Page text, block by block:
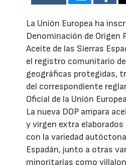
La Unión Europea ha
Denominación de Origen
Aceite de las Sierras
el registro comunitario
geográficas protegidas,
del correspondiente
Oficial de la Unión
La nueva DOP ampara
y virgen extra
con la variedad
Espadán, junto a otras
minoritarias como